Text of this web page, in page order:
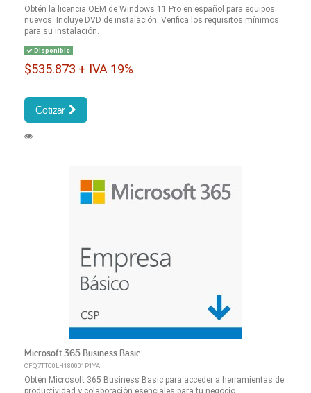
Obtén la licencia OEM de Windows 11 Pro en español para equipos
nuevos. Incluye DVD de instalación. Verifica los requisitos mínimos
para su instalación.
Disponible
$535.873 + IVA 19%
Cotizar
Microsoft 365 Business Basic
CFQ7TTC0LH180001P1YA
Obtén Microsoft 365 Business Basic para acceder a herramientas de
productividad y colaboración esenciales para tu negocio.